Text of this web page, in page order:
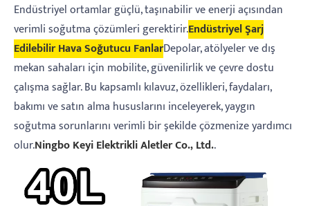
Endüstriyel ortamlar güçlü, taşınabilir ve enerji açısından
verimli soğutma çözümleri gerektirir.Endüstriyel Şarj
Edilebilir Hava Soğutucu FanlarDepolar, atölyeler ve dış
mekan sahaları için mobilite, güvenilirlik ve çevre dostu
çalışma sağlar. Bu kapsamlı kılavuz, özellikleri, faydaları,
bakımı ve satın alma hususlarını inceleyerek, yaygın
soğutma sorunlarını verimli bir şekilde çözmenize yardımcı
olur.Ningbo Keyi Elektrikli Aletler Co., Ltd..